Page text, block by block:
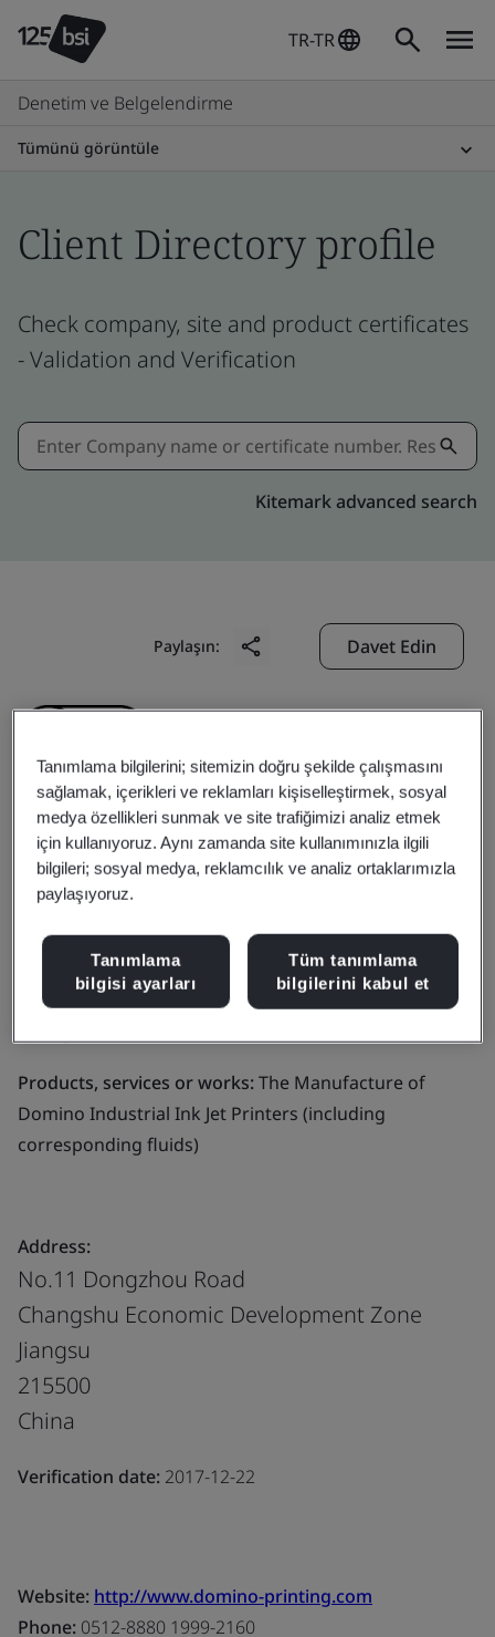
TR-TR
Denetim ve Belgelendirme
Tümünü görüntüle
Client Directory profile
Check company, site and product certificates
- Validation and Verification
Kitemark advanced search
Paylaşın: Davet Edin
Domino Printing
Technology Limited
Business scope:The Manufacture of Domino
Industrial Ink Jet Printers (including corresponding
Products, services or works:The Manufacture of
Domino Industrial Ink Jet Printers (including
corresponding fluids)
Address:
No.11 Dongzhou Road
Changshu Economic Development Zone
Jiangsu
215500
China
Verification date: 2017-12-22
Website: http://www.domino-printing.com
Phone: 0512-8880 1999-2160
Tanımlama bilgilerini; sitemizin doğru şekilde çalışmasını
sağlamak, içerikleri ve reklamları kişiselleştirmek, sosyal
medya özellikleri sunmak ve site trafiğimizi analiz etmek
için kullanıyoruz. Aynı zamanda site kullanımınızla ilgili
bilgileri; sosyal medya, reklamcılık ve analiz ortaklarımızla
paylaşıyoruz.
Tanımlama
bilgisi ayarları
Tüm tanımlama
bilgilerini kabul et